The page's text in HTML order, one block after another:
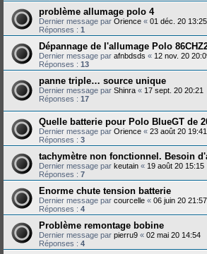
problème allumage polo 4
Dernier message par Orience « 01 déc. 20 13:25
Réponses : 1
Dépannage de l'allumage Polo
Dernier message par afnbdsds « 12 nov. 20
Réponses : 13
panne triple… source unique
Dernier message par Shinra « 17 sept. 20 20:21
Réponses : 17
Quelle batterie pour Polo BlueGT de
Dernier message par Orience « 23 août 20 19:41
Réponses : 3
tachymètre non fonctionnel. Besoin
Dernier message par keutain « 19 août 20 15:15
Réponses : 7
Enorme chute tension batterie
Dernier message par courcelle « 06 juin 20 21:57
Réponses : 4
Problème remontage bobine
Dernier message par pierru9 « 02 mai 20 14:54
Réponses : 4